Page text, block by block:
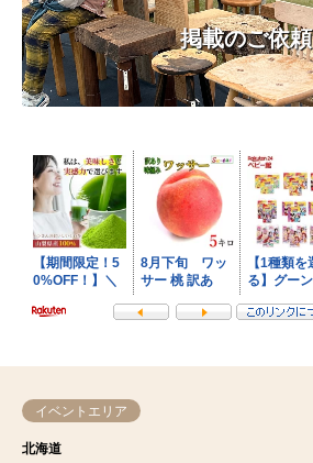
掲載のご依頼
イベントエリア
北海道